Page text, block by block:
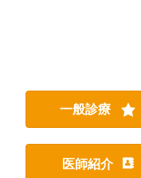
一般診療
医師紹介